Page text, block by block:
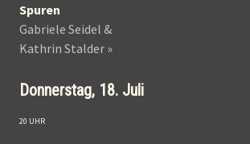
Spuren
Gabriele Seidel &
Kathrin Stalder »
Donnerstag, 18. Juli
20 UHR